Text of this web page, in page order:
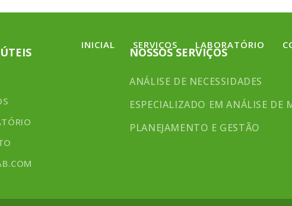
INICIAL SERVIÇOS LABORATÓRIO
NOSSOS SERVIÇOS
ANÁLISE DE NECESSIDADES
ESPECIALIZADO EM ANÁLISE DE
PLANEJAMENTO E GESTÃO